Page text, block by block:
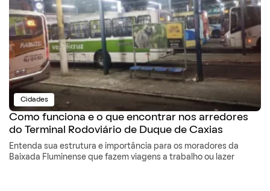
Cidades
Como funciona e o que encontrar nos arredores
do Terminal Rodoviário de Duque de Caxias
Entenda sua estrutura e importância para os moradores da
Baixada Fluminense que fazem viagens a trabalho ou lazer